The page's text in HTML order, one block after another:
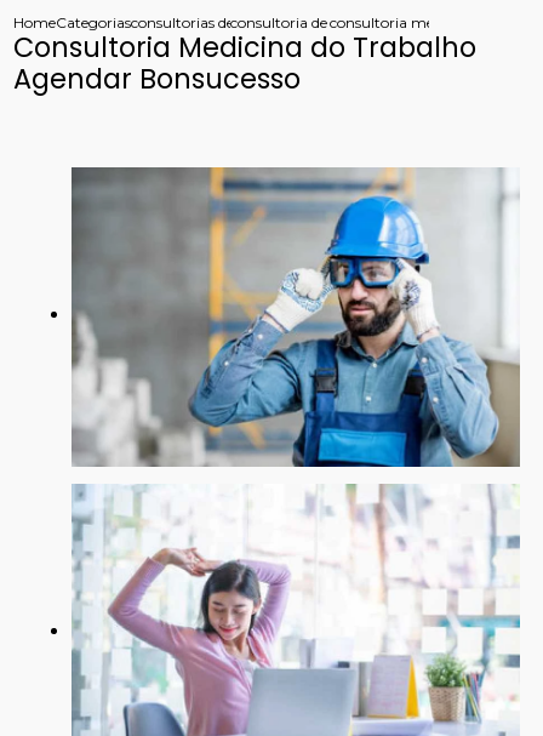
HomeCategoriasconsultorias de seguranca do trabalho
consultoria de seguranca do trabalho
consultoria medicina do
Consultoria Medicina do Trabalho
Agendar Bonsucesso